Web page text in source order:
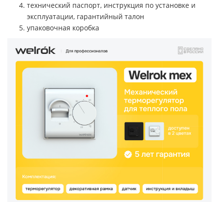
технический паспорт, инструкция по установке и
эксплуатации, гарантийный талон
упаковочная коробка